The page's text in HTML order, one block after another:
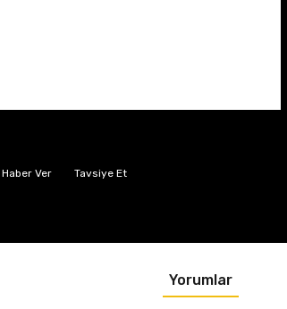
Ver Tavsiye Et
Yorumlar